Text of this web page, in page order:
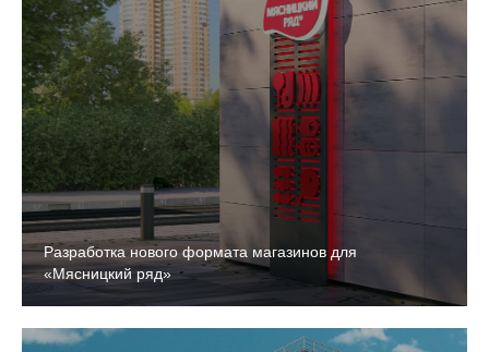
Разработка нового формата магазинов для
«Мясницкий ряд»